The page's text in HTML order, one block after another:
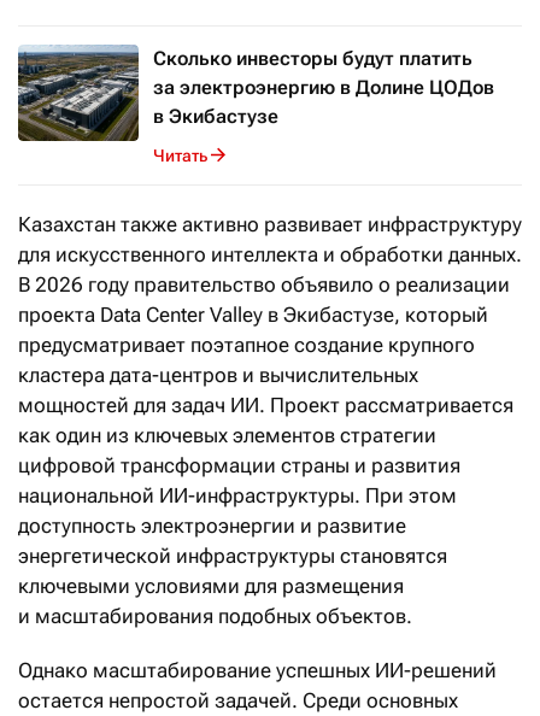
Сколько инвесторы будут платить
за электроэнергию в Долине ЦОДов
в Экибастузе
Читать
Казахстан также активно развивает инфраструктуру
для искусственного интеллекта и обработки данных.
В 2026 году правительство объявило о реализации
проекта Data Center Valley в Экибастузе, который
предусматривает поэтапное создание крупного
кластера дата-центров и вычислительных
мощностей для задач ИИ. Проект рассматривается
как один из ключевых элементов стратегии
цифровой трансформации страны и развития
национальной ИИ-инфраструктуры. При этом
доступность электроэнергии и развитие
энергетической инфраструктуры становятся
ключевыми условиями для размещения
и масштабирования подобных объектов.
Однако масштабирование успешных ИИ-решений
остается непростой задачей. Среди основных